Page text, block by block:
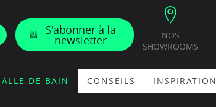
S'abonner à la
newsletter
NOS
SHOWROOMS
DE BAIN CONSEILS INSPIRATION